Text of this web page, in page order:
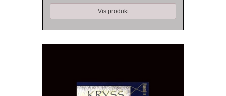
Vis produkt